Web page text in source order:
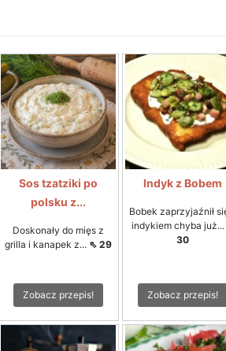
Sos tzatziki po
polsku z...
Doskonały do mięs z
grilla i kanapek z... ⇖ 29
Zobacz przepis!
Indyk z Bobem
Bobek zaprzyjaźnił
indykiem chyba już...
30
Zobacz przepis!